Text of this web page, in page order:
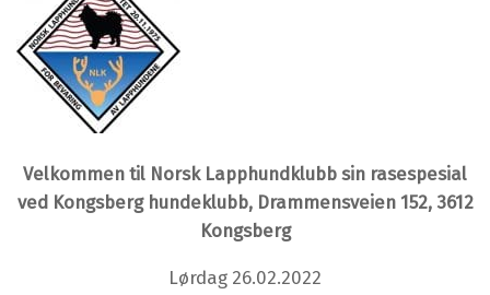
Velkommen til Norsk Lapphundklubb sin rasespesial
ved Kongsberg hundeklubb, Drammensveien 152, 3612
Kongsberg
Lørdag 26.02.2022